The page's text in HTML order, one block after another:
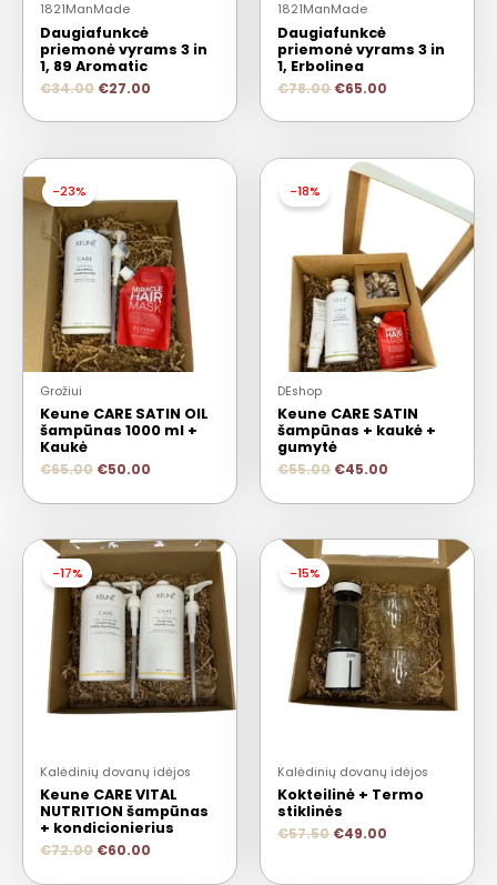
1821ManMade
Daugiafunkcė
priemonė vyrams 3 in
1, 89 Aromatic
€34.00 €27.00
1821ManMade
Daugiafunkcė
priemonė vyrams 3 in
1, Erbolinea
€78.00 €65.00
-23%
Grožiui
Keune CARE SATIN OIL
šampūnas 1000 ml +
Kaukė
€65.00 €50.00
-18%
DEshop
Keune CARE SATIN
šampūnas + kaukė +
gumytė
€55.00 €45.00
-17%
Kalėdinių dovanų idėjos
Keune CARE VITAL
NUTRITION šampūnas
+ kondicionierius
€72.00 €60.00
-15%
Kalėdinių dovanų idėjos
Kokteilinė + Termo
stiklinės
€57.50 €49.00